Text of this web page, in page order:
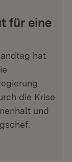
für eine
hat
die Krise
und